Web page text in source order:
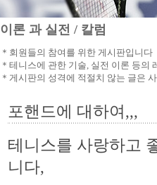
이론 과 실전 / 칼럼
＊회원들의 참여를 위한 게시판입니다
＊테니스에 관한 기술, 실전 이론 등의
＊게시판의 성격에 적절치 않는 글은
포핸드에 대하여,,,
테니스를 사랑하고
니다,